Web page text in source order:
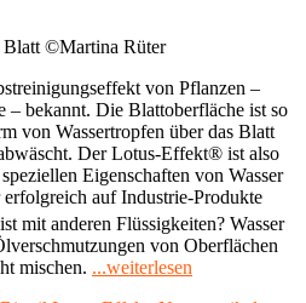
©Martina Rüter
von Pflanzen –
– bekannt. Die Blattoberfläche ist so
von Wassertropfen über das Blatt
Der Lotus-Effekt® ist also
Eigenschaften von Wasser
auf Industrie-Produkte
mit anderen Flüssigkeiten? Wasser
von Oberflächen
mischen. ...weiterlesen